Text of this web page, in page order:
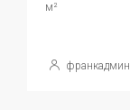
м²
франкадмин